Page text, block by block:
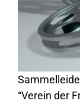
“Verein der